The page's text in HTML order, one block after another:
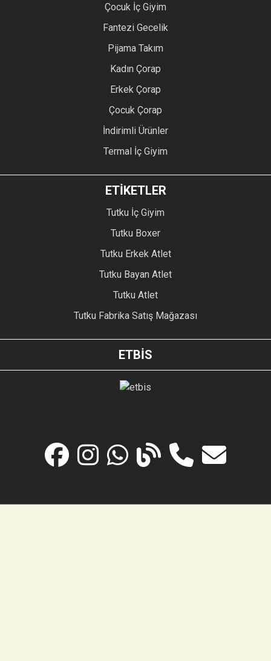
Çocuk İç Giyim
Fantezi Gecelik
Pijama Takım
Kadın Çorap
Erkek Çorap
Çocuk Çorap
İndirimli Ürünler
Termal İç Giyim
ETİKETLER
Tutku İç Giyim
Tutku Boxer
Tutku Erkek Atlet
Tutku Bayan Atlet
Tutku Atlet
Tutku Fabrika Satış Mağazası
ETBİS